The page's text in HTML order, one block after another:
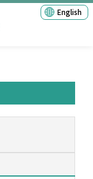
English